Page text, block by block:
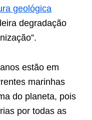
geológica
degradação
estão em
marinhas
do planeta, pois
por todas as